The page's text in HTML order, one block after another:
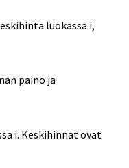
luokassa i,
paino ja
i. Keskihinnat ovat